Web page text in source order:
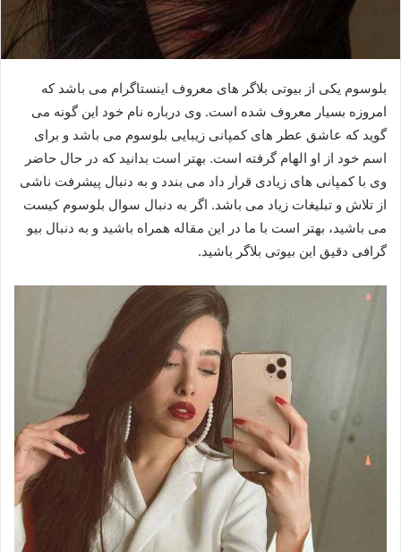
بلوسوم یکی از بیوتی بلاگر های معروف اینستاگرام می باشد که
امروزه بسیار معروف شده است. وی درباره نام خود این گونه می
گوید که عاشق عطر های کمپانی زیبایی بلوسوم می باشد و برای
اسم خود از او الهام گرفته است. بهتر است بدانید که در حال حاضر
وی با کمپانی های زیادی قرار داد می بندد و به دنبال پیشرفت ناشی
از تلاش و تبلیغات زیاد می باشد. اگر به دنبال سوال بلوسوم کیست
می باشید، بهتر است با ما در این مقاله همراه باشید و به دنبال بیو
گرافی دقیق این بیوتی بلاگر باشید.